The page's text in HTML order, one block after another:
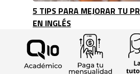
5 TIPS PARA MEJORAR TU
EN INGLÉS